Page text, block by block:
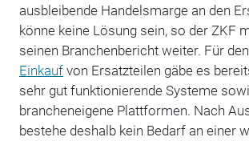
ausbleibende Handelsmarge an den
könne keine Lösung sein, so der ZKF
seinen Branchenbericht weiter. Für
Einkaufvon Ersatzteilen gäbe es
sehr gut funktionierende Systeme
brancheneigene Plattformen. Nach
bestehe deshalb kein Bedarf an einer